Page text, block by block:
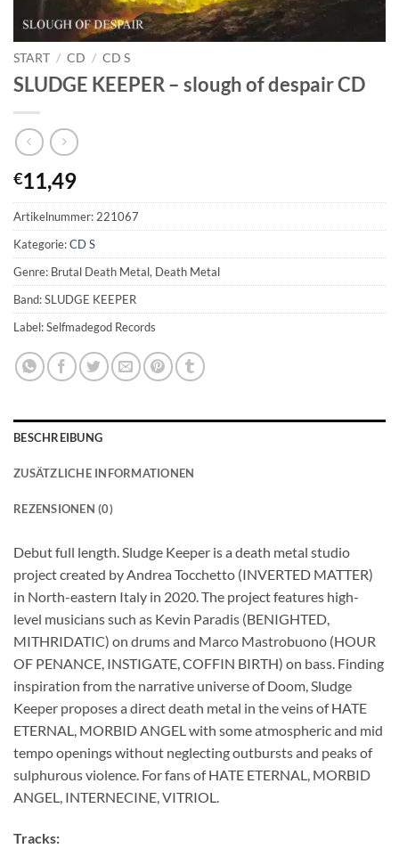
START / CD / CD S
SLUDGE KEEPER – slough of despair CD
€11,49
Artikelnummer:221067
Kategorie:CD S
Genre: Brutal Death Metal, Death Metal
Band: SLUDGE KEEPER
Label: Selfmadegod Records
BESCHREIBUNG
ZUSÄTZLICHE INFORMATIONEN
REZENSIONEN (0)
Debut full length. Sludge Keeper is a death metal studio
project created by Andrea Tocchetto (INVERTED MATTER)
in North-eastern Italy in 2020. The project features high-
level musicians such as Kevin Paradis (BENIGHTED,
MITHRIDATIC) on drums and Marco Mastrobuono (HOUR
OF PENANCE, INSTIGATE, COFFIN BIRTH) on bass. Finding
inspiration from the narrative universe of Doom, Sludge
Keeper proposes a direct death metal in the veins of HATE
ETERNAL, MORBID ANGEL with some atmospheric and mid
tempo openings without neglecting outbursts and peaks of
sulphurous violence. For fans of HATE ETERNAL, MORBID
ANGEL, INTERNECINE, VITRIOL.
Tracks: